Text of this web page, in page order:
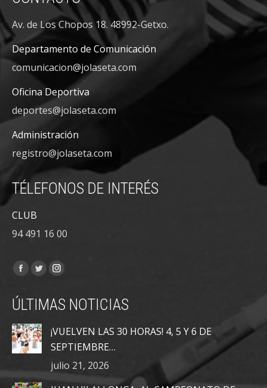
Av. de Los Chopos 18. 48992-Getxo.
Departamento de Comunicación
comunicacion@jolaseta.com
Oficina Deportiva
deportes@jolaseta.com
Administración
registro@jolaseta.com
TÉLEFONOS DE INTERÉS
CLUB
94 491 16 00
Encuéntranos en:
Facebook
opens
in
new
window
Twitter
opens
in
new
window
Instagram
opens
new
window
ÚLTIMAS NOTICIAS
¡VUELVEN LAS 30 HORAS! 4, 5 Y 6 DE
SEPTIEMBRE…
julio 21, 2026